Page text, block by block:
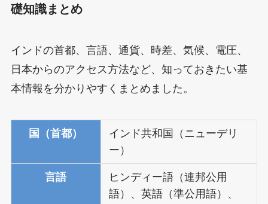
礎知識まとめ
インドの首都、言語、通貨、時差、気候、電圧、
日本からのアクセス方法など、知っておきたい基
本情報を分かりやすくまとめました。
国（首都）
インド共和国（ニューデリ
ー）
言語
ヒンディー語（連邦公用
語）、英語（準公用語）、